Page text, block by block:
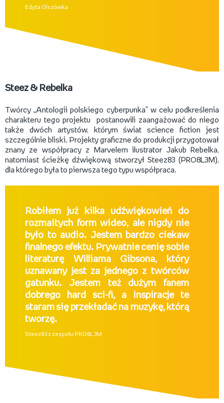
Edyta Olszówka
Steez & Rebelka
Twórcy „Antologii polskiego cyberpunka” w celu podkreślenia
charakteru tego projektu postanowili zaangażować do niego
także dwóch artystów, którym świat science fiction jest
szczególnie bliski. Projekty graficzne do produkcji przygotował
znany ze współpracy z Marvelem ilustrator Jakub Rebelka,
natomiast ścieżkę dźwiękową stworzył Steez83 (PRO8L3M),
dla którego była to pierwsza tego typu współpraca.
Robiłem już kilka udźwiękowień do
rozmaitych form wideo, ale nigdy nie
było to audio. Jestem bardzo ciekaw
finalnego efektu. Prywatnie cenię sobie
literaturę Williama Gibsona, który
uznawany jest za jednego z twórców
gatunku. Jestem też dużym fanem
dobrego hard sci-fi, a inspiracje te
staram się przekładać na muzykę, którą
tworzę.
Steez83 z zespołu PRO8L3M